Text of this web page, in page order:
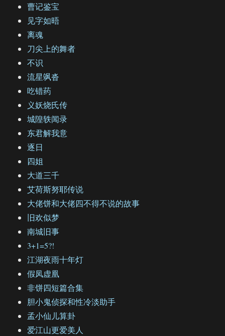
曹记鉴宝
见字如晤
离魂
刀尖上的舞者
不识
流星飒沓
吃错药
义妖烧氏传
城隍轶闻录
东君解我意
逐日
四姐
大道三千
艾荷斯努耶传说
大佬饼和大佬四不得不说的故事
旧欢似梦
南城旧事
3+1=5?!
江湖夜雨十年灯
假凤虚凰
非饼四短篇合集
胆小鬼侦探和性冷淡助手
孟小仙儿算卦
爱江山更爱美人